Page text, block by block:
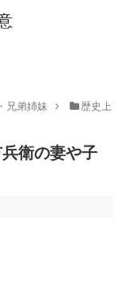
兄弟姉妹
歴史上
衛の妻や子